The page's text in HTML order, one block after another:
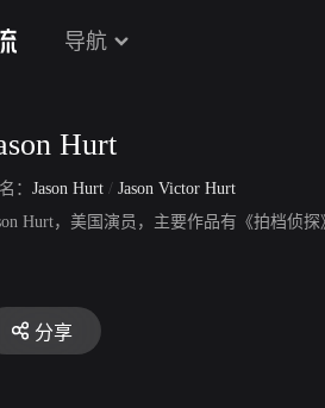
导航
Hurt
： Jason Hurt / Jason Victor Hurt
Hurt，美国演员，主要作品有《拍档侦探
分享